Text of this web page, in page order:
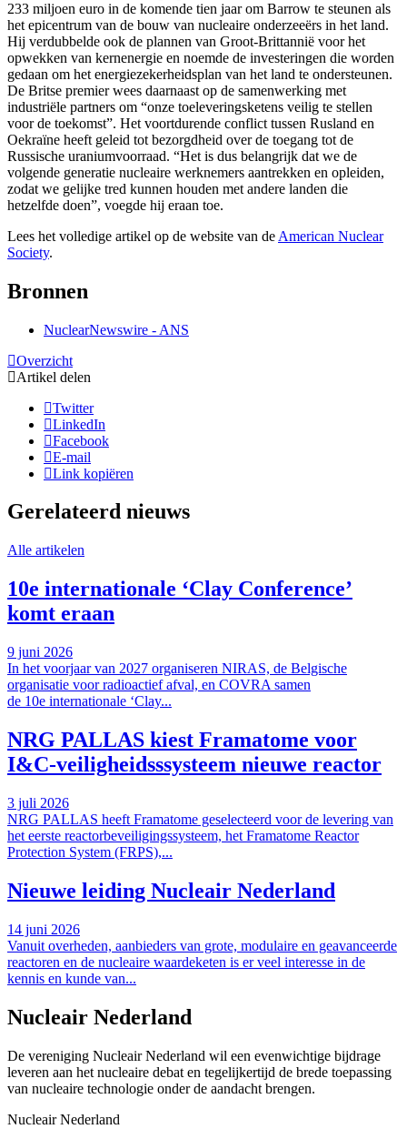
233 miljoen euro in de komende tien jaar om Barrow te steunen als
het epicentrum van de bouw van nucleaire onderzeeërs in het land.
Hij verdubbelde ook de plannen van Groot-Brittannië voor het
opwekken van kernenergie en noemde de investeringen die worden
gedaan om het energiezekerheidsplan van het land te ondersteunen.
De Britse premier wees daarnaast op de samenwerking met
industriële partners om “onze toeleveringsketens veilig te stellen
voor de toekomst”. Het voortdurende conflict tussen Rusland en
Oekraïne heeft geleid tot bezorgdheid over de toegang tot de
Russische uraniumvoorraad. “Het is dus belangrijk dat we de
volgende generatie nucleaire werknemers aantrekken en opleiden,
zodat we gelijke tred kunnen houden met andere landen die
hetzelfde doen”, voegde hij eraan toe.
Lees het volledige artikel op de website van de American Nuclear
Society.
Bronnen
NuclearNewswire - ANS
Overzicht
Artikel delen
Twitter
LinkedIn
Facebook
E-mail
Link kopiëren
Gerelateerd nieuws
Alle artikelen
10e internationale ‘Clay Conference’
komt eraan
9 juni 2026
In het voorjaar van 2027 organiseren NIRAS, de Belgische
organisatie voor radioactief afval, en COVRA samen
de 10e internationale ‘Clay...
NRG PALLAS kiest Framatome voor
I&C-veiligheidsssysteem nieuwe reactor
3 juli 2026
NRG PALLAS heeft Framatome geselecteerd voor de levering van
het eerste reactorbeveiligingssysteem, het Framatome Reactor
Protection System (FRPS),...
Nieuwe leiding Nucleair Nederland
14 juni 2026
Vanuit overheden, aanbieders van grote, modulaire en geavanceerde
reactoren en de nucleaire waardeketen is er veel interesse in de
kennis en kunde van...
Nucleair Nederland
De vereniging Nucleair Nederland wil een evenwichtige bijdrage
leveren aan het nucleaire debat en tegelijkertijd de brede toepassing
van nucleaire technologie onder de aandacht brengen.
Nucleair Nederland